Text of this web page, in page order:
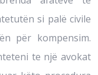
si palë civile
për kompensim.
te një avokat